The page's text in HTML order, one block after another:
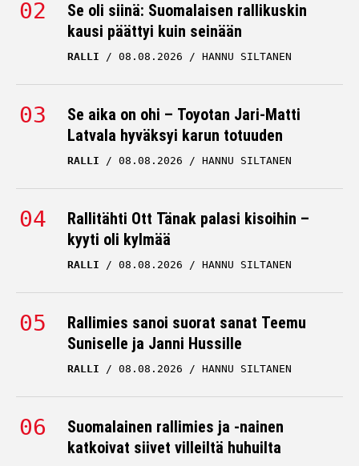
Se oli siinä: Suomalaisen rallikuskin
kausi päättyi kuin seinään
RALLI 08.08.2026 HANNU SILTANEN
Se aika on ohi – Toyotan Jari-Matti
Latvala hyväksyi karun totuuden
RALLI 08.08.2026 HANNU SILTANEN
Rallitähti Ott Tänak palasi kisoihin –
kyyti oli kylmää
RALLI 08.08.2026 HANNU SILTANEN
Rallimies sanoi suorat sanat Teemu
Suniselle ja Janni Hussille
RALLI 08.08.2026 HANNU SILTANEN
Suomalainen rallimies ja -nainen
katkoivat siivet villeiltä huhuilta